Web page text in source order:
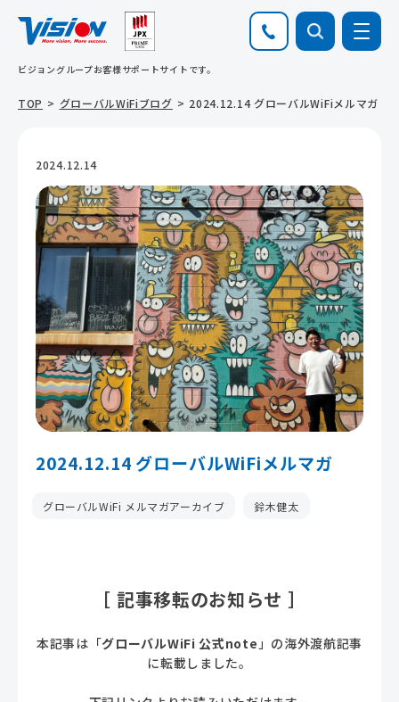
ビジョングループお客様サポートサイトです。
TOP グローバルWiFiブログ 2024.12.14 グローバルWiFiメルマガ
2024.12.14
2024.12.14 グローバルWiFiメルマガ
グローバルWiFi メルマガアーカイブ 鈴木健太
［ 記事移転のお知らせ ］
本記事は「グローバルWiFi 公式note」の海外渡航記事
に転載しました。